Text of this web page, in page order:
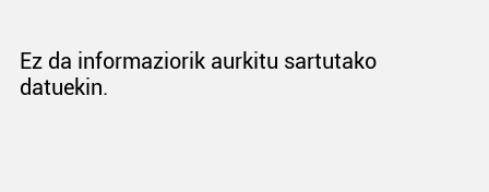
Ez da informaziorik aurkitu sartutako
datuekin.